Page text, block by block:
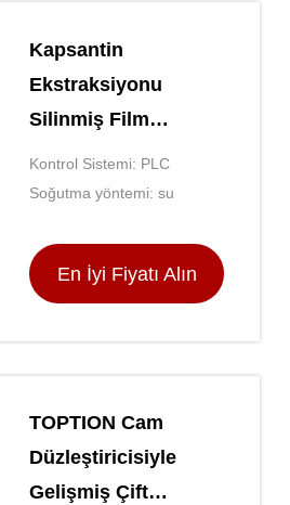
Kapsantin
Ekstraksiyonu
Silinmiş Film
Buharlandırıcı Kısa
Menzilli Moleküler
Kontrol Sistemi: PLC
Soğutma yöntemi: su
En İyi Fiyatı Alın
TOPTION Cam
Düzleştiricisiyle
Gelişmiş Çift